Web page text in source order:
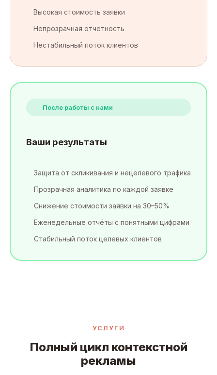
Высокая стоимость заявки
Непрозрачная отчётность
Нестабильный поток клиентов
После работы с нами
Ваши результаты
Защита от скликивания и нецелевого трафика
Прозрачная аналитика по каждой заявке
Снижение стоимости заявки на 30–50%
Еженедельные отчёты с понятными цифрами
Стабильный поток целевых клиентов
УСЛУГИ
Полный цикл контекстной
рекламы